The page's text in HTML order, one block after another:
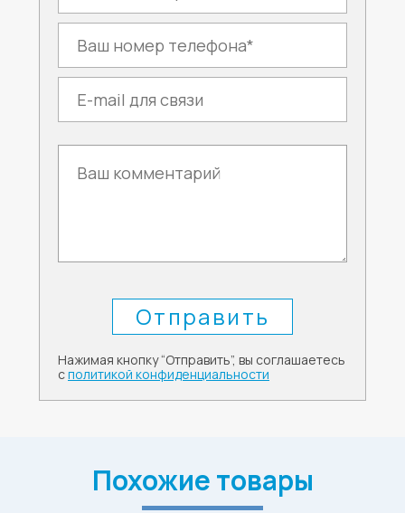
Нажимая кнопку “Отправить”, вы соглашаетесь
сполитикой конфиденциальности
Похожие товары